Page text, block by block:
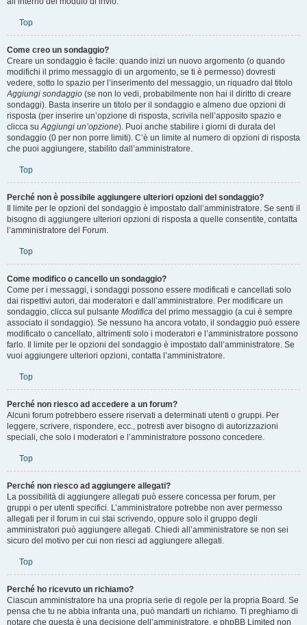
ai singoli messaggi deselezionando la casella per aggiungere la firma
Top
Come creo un sondaggio?
Creare un sondaggio è facile: quando inizi un nuovo argomento (o quando
modifichi il primo messaggio di un argomento, se ti è permesso) dovresti
vedere, sotto lo spazio per l’inserimento del messaggio, un riquadro dal titolo
Aggiungi sondaggio(se non lo vedi, probabilmente non hai il diritto di creare
sondaggi). Basta inserire un titolo per il sondaggio e almeno due opzioni di
risposta (per inserire un’opzione di risposta, scrivila nell’apposito spazio e
clicca suAggiungi un’opzione). Puoi anche stabilire i giorni di durata del
sondaggio (0 per non porre limiti). C’è un limite al numero di opzioni di risposta
che puoi aggiungere, stabilito dall’amministratore.
Perché non è possibile aggiungere ulteriori opzioni del sondaggio?
Il limite per le opzioni del sondaggio è impostato dall’amministratore. Se senti il
bisogno di aggiungere ulteriori opzioni di risposta a quelle consentite, contatta
l’amministratore del Forum.
Come modifico o cancello un sondaggio?
Come per i messaggi, i sondaggi possono essere modificati e cancellati solo
dai rispettivi autori, dai moderatori e dall’amministratore. Per modificare un
sondaggio, clicca sul pulsante
Modifica del primo messaggio (a cui è sempre
associato il sondaggio). Se nessuno ha ancora votato, il sondaggio può essere
modificato o cancellato, altrimenti solo i moderatori e l’amministratore possono
farlo. Il limite per le opzioni del sondaggio è impostato dall’amministratore. Se
vuoi aggiungere ulteriori opzioni, contatta l’amministratore.
Perché non riesco ad accedere a un forum?
Alcuni forum potrebbero essere riservati a determinati utenti o gruppi. Per
leggere, scrivere, rispondere, ecc., potresti aver bisogno di autorizzazioni
speciali, che solo i moderatori e l’amministratore possono concedere.
Perché non riesco ad aggiungere allegati?
La possibilità di aggiungere allegati può essere concessa per forum, per
gruppi o per utenti specifici. L’amministratore potrebbe non aver permesso
allegati per il forum in cui stai scrivendo, oppure solo il gruppo degli
sicuro del motivo per cui non riesci ad aggiungere allegati.
Perché ho ricevuto un richiamo?
Ciascun amministratore ha una propria serie di regole per la propria Board. Se